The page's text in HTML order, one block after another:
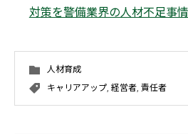
対策を警備業界の人材不足事情
人材育成
キャリアアップ 経営者 責任者